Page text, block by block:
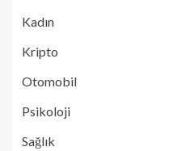
Kadın
Kripto
Otomobil
Psikoloji
Sağlık